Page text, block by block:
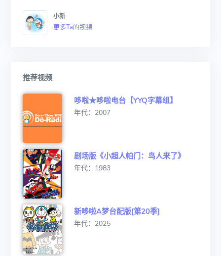
小新
更多Ta的视频
推荐视频
哆啦★哆啦电台【YYQ字幕组】
年代：2007
剧场版《小超人帕门：鸟人来了》
年代：1983
新哆啦A梦台配版[第20季]
年代：2025